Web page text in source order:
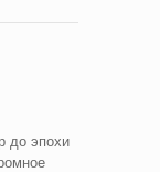
до эпохи